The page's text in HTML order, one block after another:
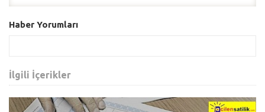
Haber Yorumları
İlgili İçerikler